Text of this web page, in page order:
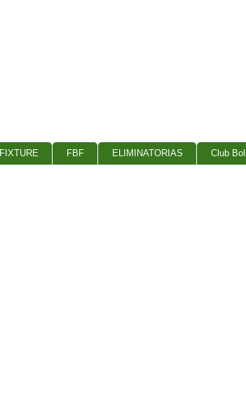
FIXTURE FBF ELIMINATORIAS Club